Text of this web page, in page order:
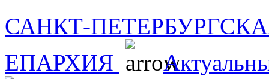
САНКТ-
ЕПАРХИЯ